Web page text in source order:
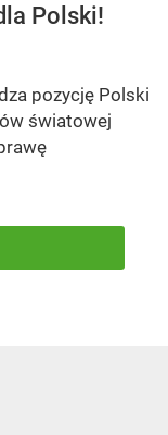
Polski!
pozycję Polski
światowej